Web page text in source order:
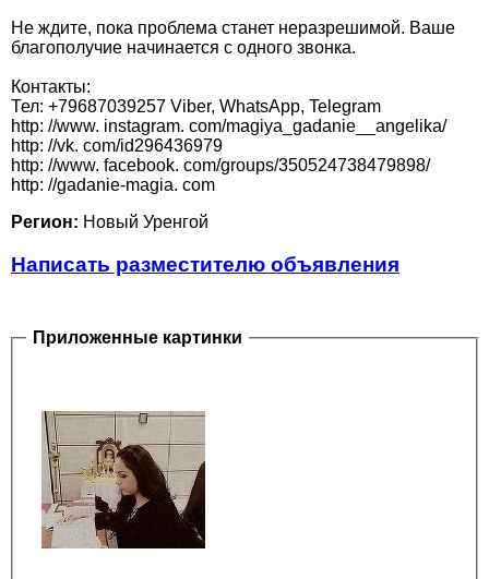
Не ждите, пока проблема станет неразрешимой. Ваше
благополучие начинается с одного звонка.
Контакты:
Тел: +79687039257 Viber, WhatsApp, Telegram
http: //www. instagram. com/magiya_gadanie__angelika/
http: //vk. com/id296436979
http: //www. facebook. com/groups/350524738479898/
http: //gadanie-magia. com
Регион: Новый Уренгой
Написать разместителю объявления
Приложенные картинки